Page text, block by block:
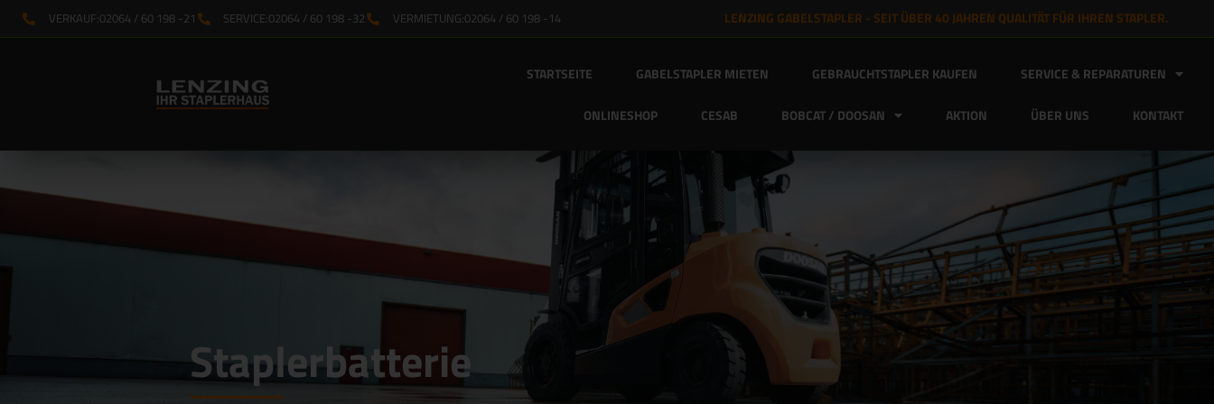
VERKAUF:02064 / 60 198 -21 SERVICE:02064 / 60 198 -32 VERMIETUNG:02064 / 60 198 -14 LENZING GABELSTAPLER - SEIT ÜBER 40 JAHREN QUALITÄT FÜR IHREN STAPLER.
STARTSEITE GABELSTAPLER MIETEN GEBRAUCHTSTAPLER KAUFEN SERVICE & REPARATUREN
ONLINESHOP CESAB BOBCAT / DOOSAN AKTION ÜBER UNS KONTAKT
Staplerbatterie